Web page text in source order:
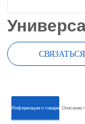
ㅤㅤИнформация о товареㅤㅤ ㅤㅤОписание